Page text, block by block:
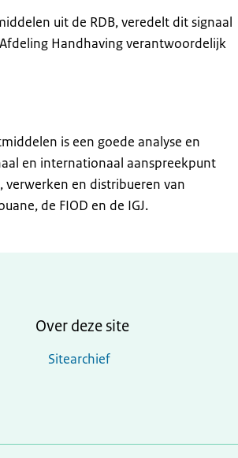
uit de RDB, veredelt dit signaal
Handhaving verantwoordelijk
is een goede analyse en
en internationaal aanspreekpunt
verwerken en distribueren van
de FIOD en de IGJ.
Over deze site
Sitearchief